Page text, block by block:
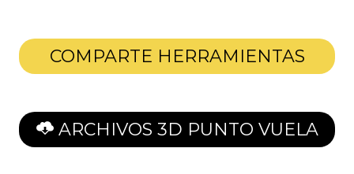
COMPARTE HERRAMIENTAS
ARCHIVOS 3D PUNTO VUELA